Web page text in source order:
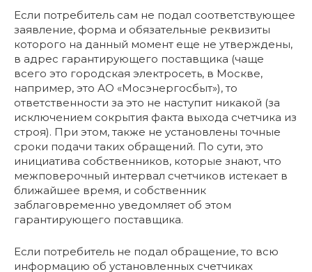
Если потребитель сам не подал соответствующее
заявление, форма и обязательные реквизиты
которого на данный момент еще не утверждены,
в адрес гарантирующего поставщика (чаще
всего это городская электросеть, в Москве,
например, это АО «Мосэнергосбыт»), то
ответственности за это не наступит никакой (за
исключением сокрытия факта выхода счетчика из
строя). При этом, также не установлены точные
сроки подачи таких обращений. По сути, это
инициатива собственников, которые знают, что
межповерочный интервал счетчиков истекает в
ближайшее время, и собственник
заблаговременно уведомляет об этом
гарантирующего поставщика.
Если потребитель не подал обращение, то всю
информацию об установленных счетчиках